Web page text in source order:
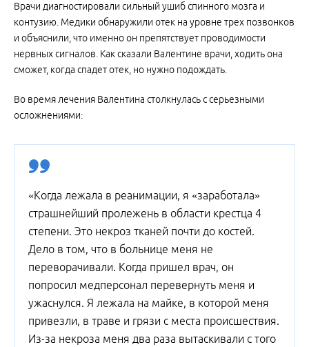
Врачи диагностировали сильный ушиб спинного мозга и
контузию. Медики обнаружили отек на уровне трех позвонков
и объяснили, что именно он препятствует проводимости
нервных сигналов. Как сказали Валентине врачи, ходить она
сможет, когда спадет отек, но нужно подождать.
Во время лечения Валентина столкнулась с серьезными
осложнениями:
«Когда лежала в реанимации, я «заработала»
страшнейший пролежень в области крестца 4
степени. Это некроз тканей почти до костей.
Дело в том, что в больнице меня не
переворачивали. Когда пришел врач, он
попросил медперсонал перевернуть меня и
ужаснулся. Я лежала на майке, в которой меня
привезли, в траве и грязи с места происшествия.
Из-за некроза меня два раза вытаскивали с того